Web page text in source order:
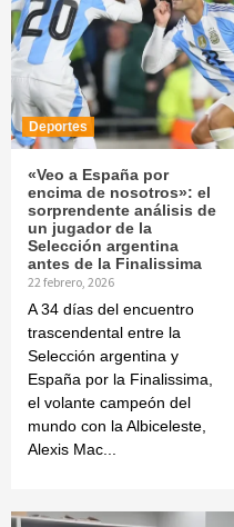
Deportes
«Veo a España por
encima de nosotros»: el
sorprendente análisis de
un jugador de la
Selección argentina
antes de la Finalissima
22 febrero, 2026
A 34 días del encuentro
trascendental entre la
Selección argentina y
España por la Finalissima,
el volante campeón del
mundo con la Albiceleste,
Alexis Mac...